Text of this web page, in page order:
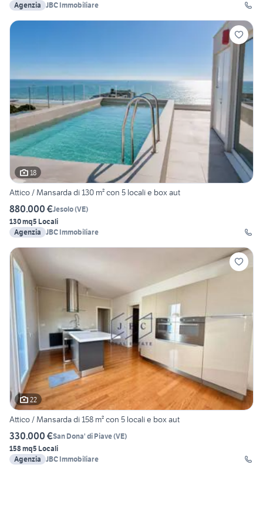
Agenzia JBC Immobiliare
18
Attico / Mansarda di 130 m² con 5 locali e box aut
880.000 €Jesolo(VE)
130 mq5 Locali
Agenzia JBC Immobiliare
22
Attico / Mansarda di 158 m² con 5 locali e box aut
330.000 €San Dona' di Piave(VE)
158 mq5 Locali
Agenzia JBC Immobiliare